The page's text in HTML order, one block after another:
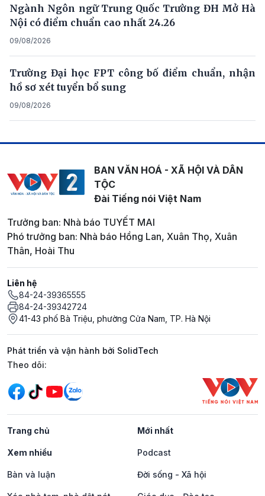
Ngành Ngôn ngữ Trung Quốc Trường ĐH Mở Hà
Nội có điểm chuẩn cao nhất 24.26
09/08/2026
Trường Đại học FPT công bố điểm chuẩn, nhận
hồ sơ xét tuyển bổ sung
09/08/2026
BAN VĂN HOÁ - XÃ HỘI VÀ DÂN
TỘC
Đài Tiếng nói Việt Nam
Trưởng ban: Nhà báo TUYẾT MAI
Phó trưởng ban: Nhà báo Hồng Lan, Xuân Thọ, Xuân
Thân, Hoài Thu
Liên hệ
84-24-39365555
84-24-39342724
41-43 phố Bà Triệu, phường Cửa Nam, TP. Hà Nội
Phát triển và vận hành bởi SolidTech
Mạng xã hội
Theo dõi:
Trang chủ Mới nhất
Xem nhiều Podcast
Bàn và luận Đời sống - Xã hội